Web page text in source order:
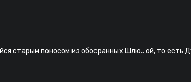
старым поносом из обосранных Шлю.. ой, то есть